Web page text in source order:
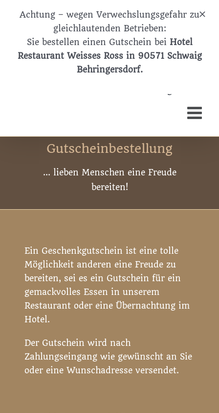
Inhalt
Schwaiger Strasse 2 - D-90571 Behringersdorf |
info@weissesross.de| Öffnungszeiten Restaurant: Mo.
Ruhetag, Di-Sa 11.30-14 & 17-21 Uhr, So 11.30-14 & 17-20
Uhr
Facebook
Gutscheinbestellung
... lieben Menschen eine Freude
bereiten!
Ein Geschenkgutschein ist eine tolle
Möglichkeit anderen eine Freude zu
bereiten, sei es ein Gutschein für ein
gemackvolles Essen in unserem
Restaurant oder eine Übernachtung im
Hotel.
Der Gutschein wird nach
Zahlungseingang wie gewünscht an Sie
oder eine Wunschadresse versendet.
Achtung – wegen Verwechslungsgefahr zu
gleichlautenden Betrieben:
Sie bestellen einen Gutschein bei Hotel
Restaurant Weisses Ross in 90571 Schwaig
Behringersdorf.